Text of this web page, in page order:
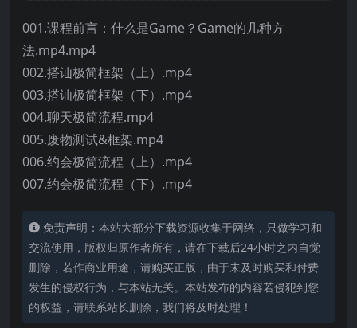
001.课程前言：什么是Game？Game的几种方
法.mp4.mp4
002.搭讪极简框架（上）.mp4
003.搭讪极简框架（下）.mp4
004.聊天极简流程.mp4
005.废物测试&框架.mp4
006.约会极简流程（上）.mp4
007.约会极简流程（下）.mp4
免责声明：本站大部分下载资源收集于网络，只做学习和
交流使用，版权归原作者所有，请在下载后24小时之内自觉
删除，若作商业用途，请购买正版，由于未及时购买和付费
发生的侵权行为，与本站无关。本站发布的内容若侵犯到您
的权益，请联系站长删除，我们将及时处理！